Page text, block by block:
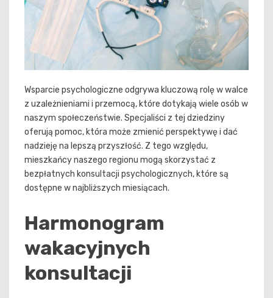
Wsparcie psychologiczne odgrywa kluczową rolę w walce
z uzależnieniami i przemocą, które dotykają wiele osób w
naszym społeczeństwie. Specjaliści z tej dziedziny
oferują pomoc, która może zmienić perspektywę i dać
nadzieję na lepszą przyszłość. Z tego względu,
mieszkańcy naszego regionu mogą skorzystać z
bezpłatnych konsultacji psychologicznych, które są
dostępne w najbliższych miesiącach.
Harmonogram
wakacyjnych
konsultacji